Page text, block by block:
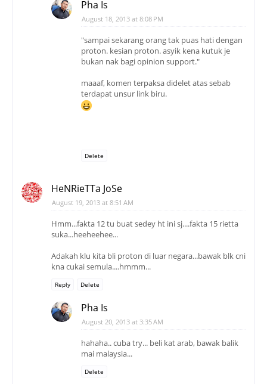
Pha Is
August 18, 2013 at 8:08 PM
"sampai sekarang orang tak puas hati dengan
proton. kesian proton. asyik kena kutuk je
bukan nak bagi opinion support."
maaaf, komen terpaksa didelet atas sebab
terdapat unsur link biru.
Delete
HeNRieTTa JoSe
August 19, 2013 at 8:51 AM
Hmm...fakta 12 tu buat sedey ht ini sj....fakta 15 rietta
suka...heeheehee...
Adakah klu kita bli proton di luar negara...bawak blk cni
kna cukai semula....hmmm...
Reply Delete
Pha Is
August 20, 2013 at 3:35 AM
hahaha.. cuba try... beli kat arab, bawak balik
mai malaysia...
Delete